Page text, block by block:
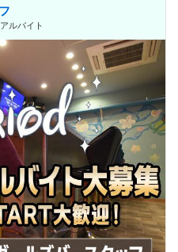
ルバイト